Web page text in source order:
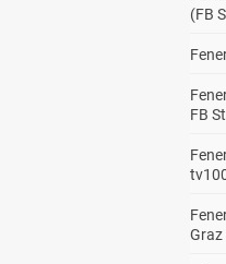
(FB
FB
Graz